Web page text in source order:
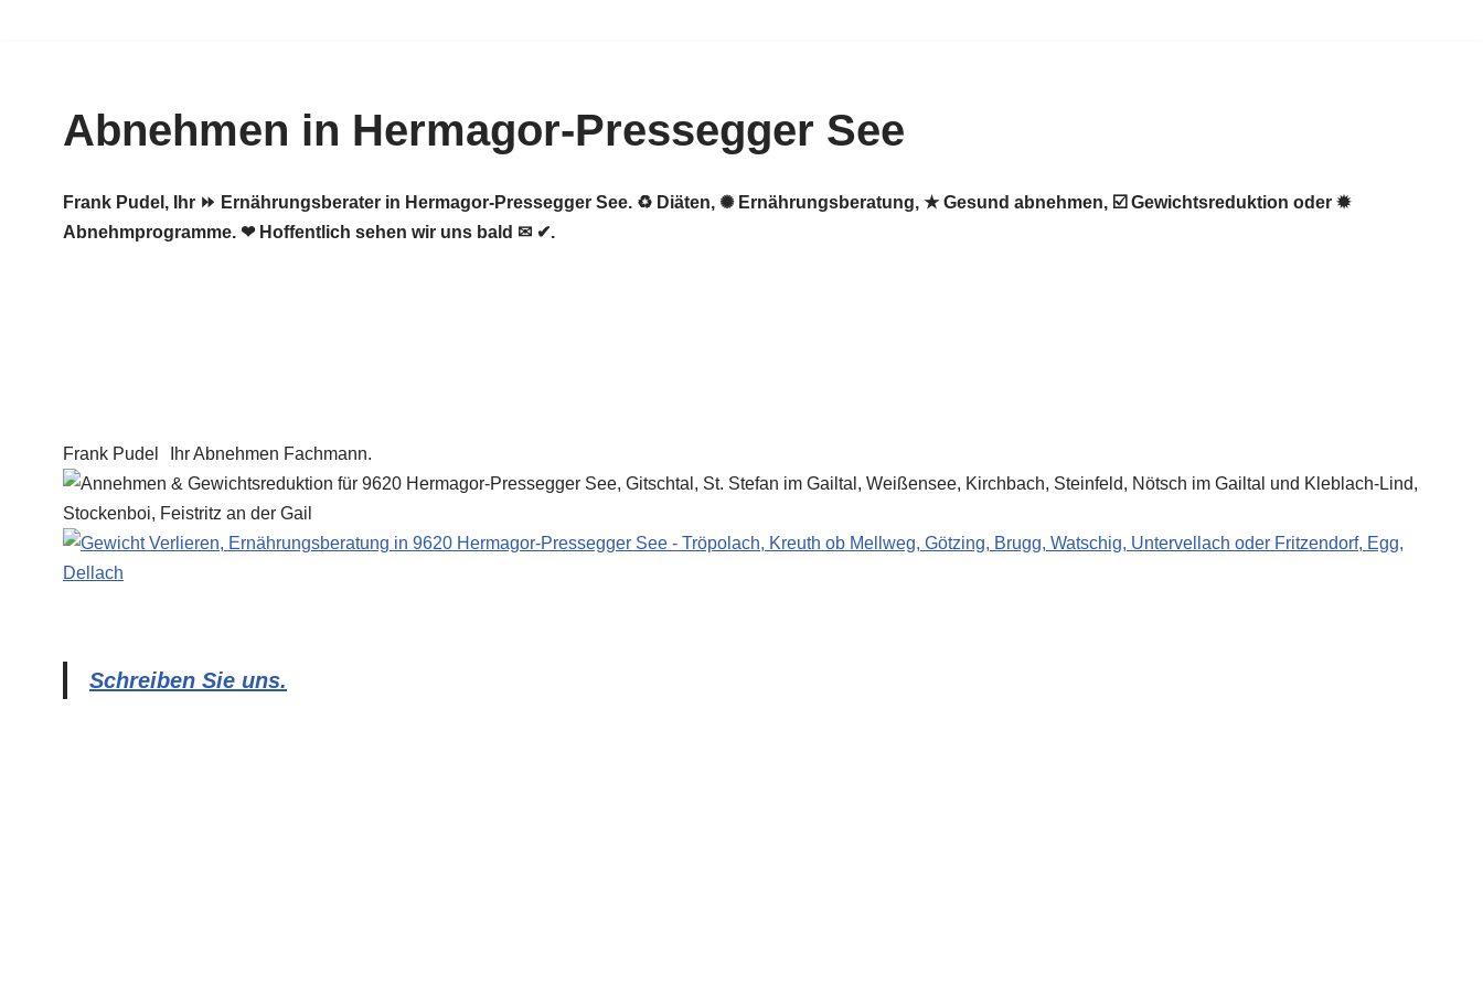
springenAbnehmen in Hermagor-Pressegger See
Frank Pudel, Ihr ⏩ Ernährungsberater in Hermagor-Pressegger See. ♻ Diäten, ✺ Ernährungsberatung, ★ Gesund abnehmen, ☑️ Gewichtsreduktion oder ✹
Abnehmprogramme. ❤ Hoffentlich sehen wir uns bald ✉ ✔.
Frank Pudel Ihr Abnehmen Fachmann.
Schreiben Sie uns.